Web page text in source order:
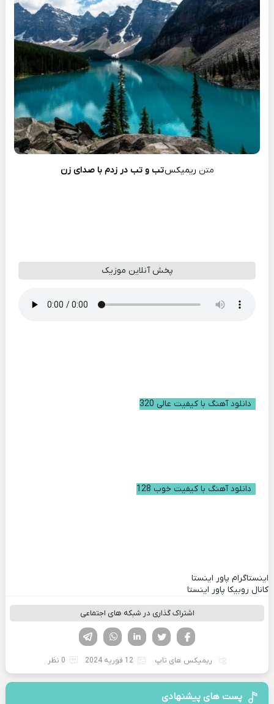
متن ریمیکستب و تب در زدم با صدای زن
پخش آنلاین موزیک
دانلود آهنگ با کیفیت عالی 320
دانلود آهنگ با کیفیت خوب 128
اینستاگرام پاور اینستا
کانال روبیکا پاور اینستا
اشتراک گذاری در شبکه های اجتماعی
لینکدین تویتر
فیسوک
ریمیکس های تاپ 12 فوریه 2024 0 نظر
پست های پیشنهادی